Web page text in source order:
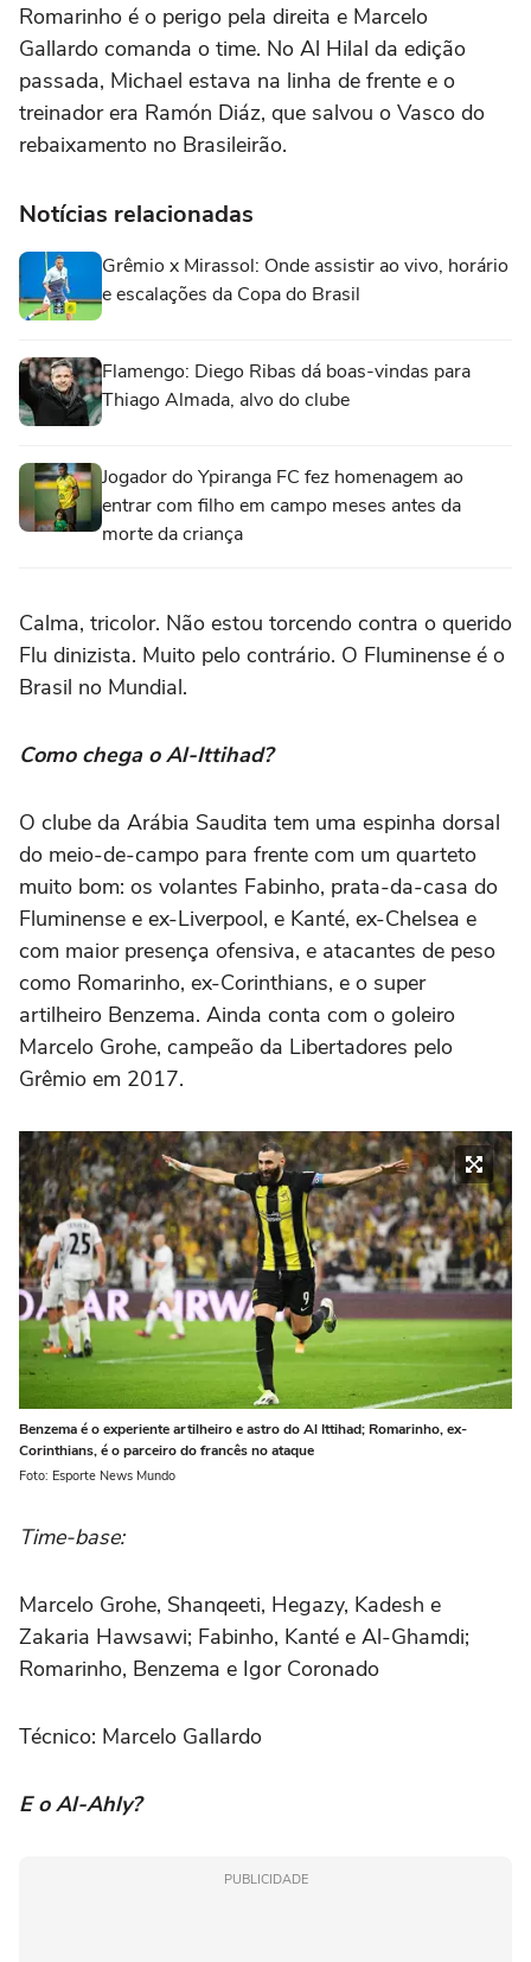
Romarinho é o perigo pela direita e Marcelo
Gallardo comanda o time. No Al Hilal da edição
passada, Michael estava na linha de frente e o
treinador era Ramón Diáz, que salvou o Vasco do
rebaixamento no Brasileirão.
Notícias relacionadas
Grêmio x Mirassol: Onde assistir ao vivo, horário
e escalações da Copa do Brasil
Flamengo: Diego Ribas dá boas-vindas para
Thiago Almada, alvo do clube
Jogador do Ypiranga FC fez homenagem ao
entrar com filho em campo meses antes da
morte da criança
Calma, tricolor. Não estou torcendo contra o querido
Flu dinizista. Muito pelo contrário. O Fluminense é o
Brasil no Mundial.
Como chega o Al-Ittihad?
O clube da Arábia Saudita tem uma espinha dorsal
do meio-de-campo para frente com um quarteto
muito bom: os volantes Fabinho, prata-da-casa do
Fluminense e ex-Liverpool, e Kanté, ex-Chelsea e
com maior presença ofensiva, e atacantes de peso
como Romarinho, ex-Corinthians, e o super
artilheiro Benzema. Ainda conta com o goleiro
Marcelo Grohe, campeão da Libertadores pelo
Grêmio em 2017.
Benzema é o experiente artilheiro e astro do Al Ittihad; Romarinho, ex-
Corinthians, é o parceiro do francês no ataque
Foto: Esporte News Mundo
Time-base:
Marcelo Grohe, Shanqeeti, Hegazy, Kadesh e
Zakaria Hawsawi; Fabinho, Kanté e Al-Ghamdi;
Romarinho, Benzema e Igor Coronado
Técnico: Marcelo Gallardo
E o Al-Ahly?
PUBLICIDADE